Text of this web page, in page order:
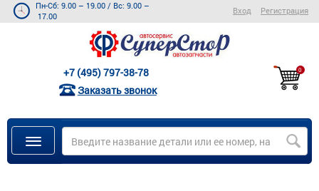
Пн-Сб: 9.00 – 19.00 / Вс: 9.00 –
17.00
Вход Регистрация
+7 (495) 797-38-78
Заказать звонок
0